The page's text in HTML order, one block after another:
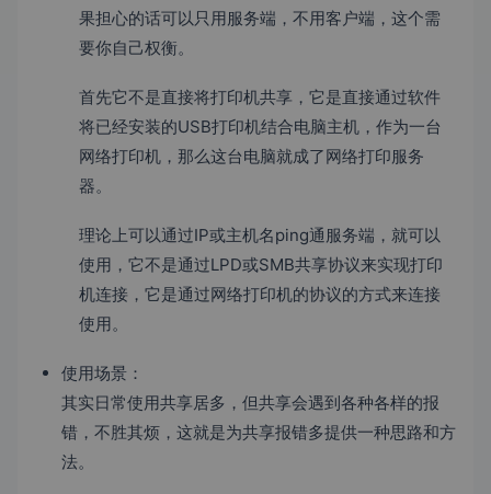
果担心的话可以只用服务端，不用客户端，这个需
要你自己权衡。
首先它不是直接将打印机共享，它是直接通过软件
将已经安装的USB打印机结合电脑主机，作为一台
网络打印机，那么这台电脑就成了网络打印服务
器。
理论上可以通过IP或主机名ping通服务端，就可以
使用，它不是通过LPD或SMB共享协议来实现打印
机连接，它是通过网络打印机的协议的方式来连接
使用。
使用场景：
其实日常使用共享居多，但共享会遇到各种各样的报
错，不胜其烦，这就是为共享报错多提供一种思路和方
法。